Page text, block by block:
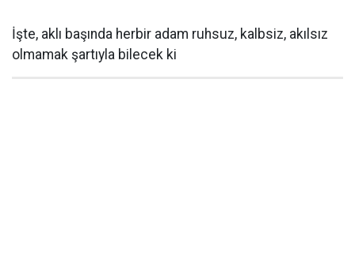
İşte, aklı başında herbir adam ruhsuz, kalbsiz, akılsız
olmamak şartıyla bilecek ki